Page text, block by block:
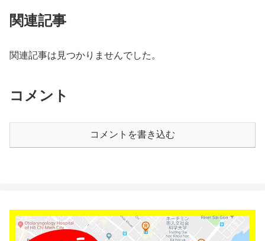
関連記事
関連記事は見つかりませんでした。
コメント
コメントを書き込む